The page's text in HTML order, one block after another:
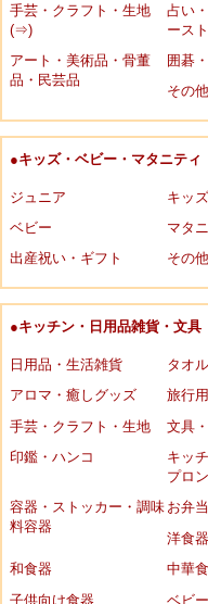
手芸・クラフト・生地
(⇒)
占い
ース
アート・美術品・骨董
品・民芸品
囲碁
その他
●キッズ・ベビー・マタニティ
ジュニア
キッズ
ベビー
マタ
出産祝い・ギフト
その他
●キッチン・日用品雑貨・文具
日用品・生活雑貨
タオ
アロマ・癒しグッズ
旅行
手芸・クラフト・生地
文具
印鑑・ハンコ
キッ
プロン
容器・ストッカー・調味
料容器
お弁
洋食器
和食器
中華
子供向け食器
ベビ